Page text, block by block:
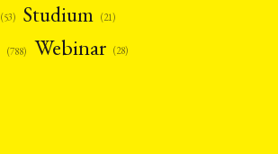
(53) Studium (21)
(788) Webinar (28)